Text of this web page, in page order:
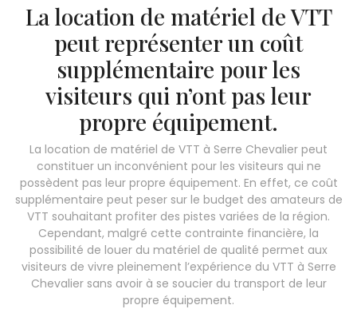
La location de matériel de VTT
peut représenter un coût
supplémentaire pour les
visiteurs qui n’ont pas leur
propre équipement.
La location de matériel de VTT à Serre Chevalier peut
constituer un inconvénient pour les visiteurs qui ne
possèdent pas leur propre équipement. En effet, ce coût
supplémentaire peut peser sur le budget des amateurs de
VTT souhaitant profiter des pistes variées de la région.
Cependant, malgré cette contrainte financière, la
possibilité de louer du matériel de qualité permet aux
visiteurs de vivre pleinement l’expérience du VTT à Serre
Chevalier sans avoir à se soucier du transport de leur
propre équipement.